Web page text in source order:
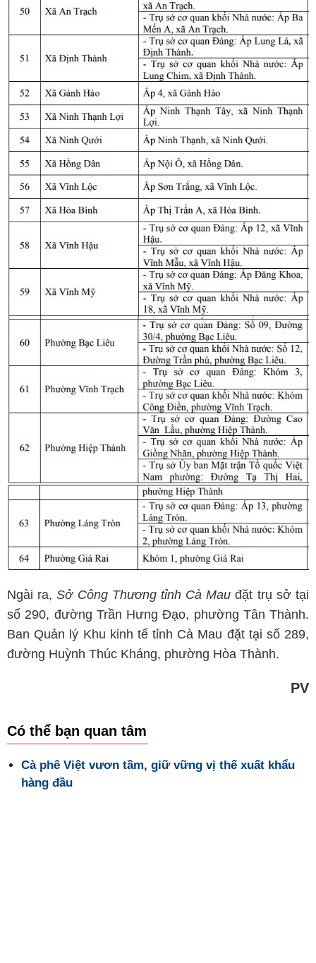
Ngài ra,Sở Công Thương tỉnh Cà Mau đặt trụ sở tại
số 290, đường Trần Hưng Đạo, phường Tân Thành.
Ban Quản lý Khu kinh tế tỉnh Cà Mau đặt tại số 289,
đường Huỳnh Thúc Kháng, phường Hòa Thành.
PV
Có thể bạn quan tâm
Cà phê Việt vươn tầm, giữ vững vị thế xuất khẩu
hàng đầu